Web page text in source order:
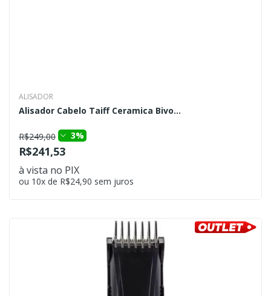
ALISADOR
Alisador Cabelo Taiff Ceramica Bivo...
R$249,00 3%
R$241,53
à vista no PIX
ou 10x de R$24,90 sem juros